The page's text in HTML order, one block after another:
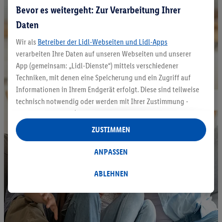
Bevor es weitergeht: Zur Verarbeitung Ihrer
Daten
Wir als Betreiber der Lidl-Webseiten und Lidl-Apps
verarbeiten Ihre Daten auf unseren Webseiten und unserer
App (gemeinsam: „Lidl-Dienste“) mittels verschiedener
Techniken, mit denen eine Speicherung und ein Zugriff auf
Informationen in Ihrem Endgerät erfolgt. Diese sind teilweise
technisch notwendig oder werden mit Ihrer Zustimmung -
auch durch Partner (u.a.
Verantwortliche; im Zusammenhang mit dem IAB TCF
insgesamt
Statistik-Erstellung oder für personalisierte Werbung
Datenverarbeitungen für personalisierte Werbung werden
Dritten die Ausspielung von Werbung außerhalb der Lidl-
Dienste über die Ihnen und Ihren Haushaltsangehörigen
zugeordneten Endgeräte zu ermöglichen. Sofern Sie
ABLEHNEN
ANPASSEN
ZUSTIMMEN